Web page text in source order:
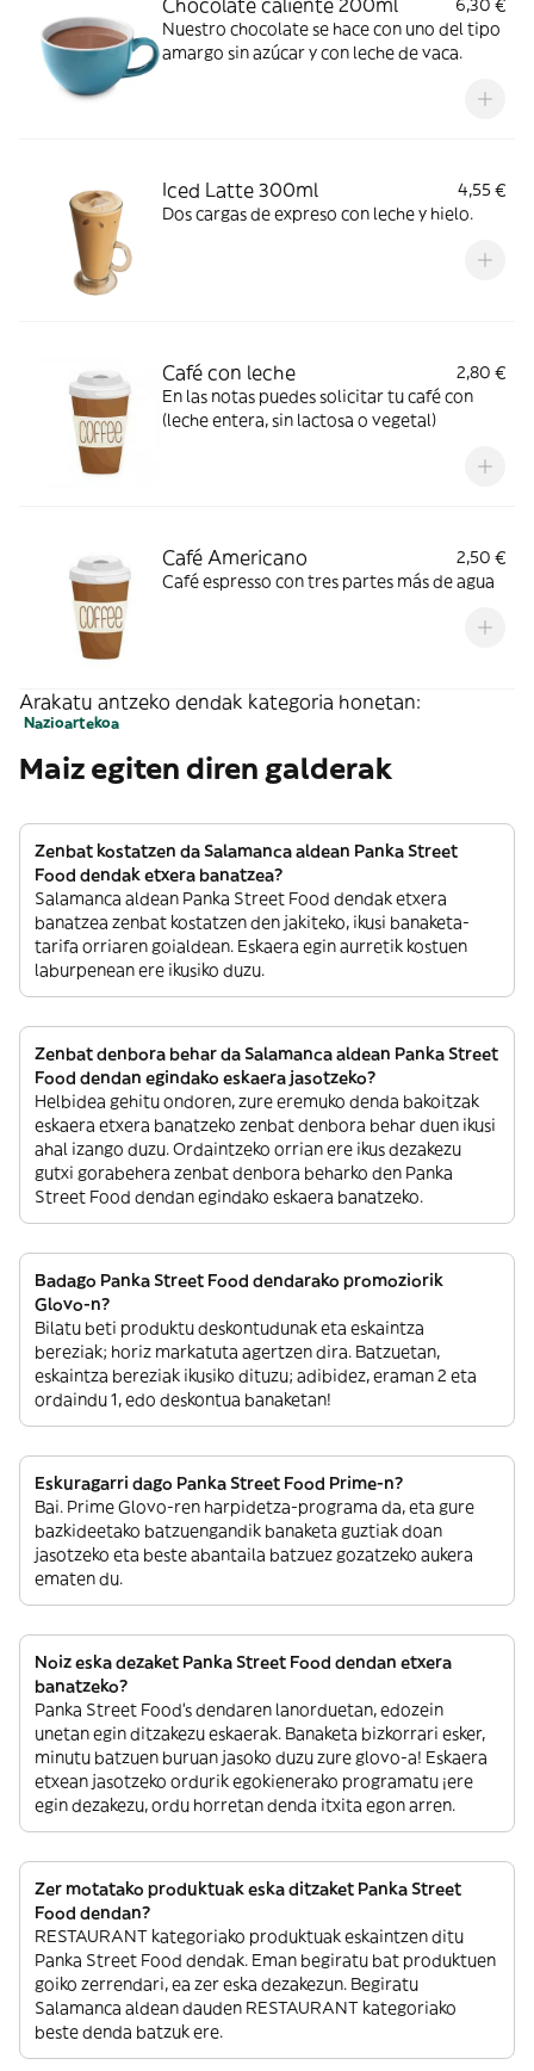
Chocolate caliente 200ml
6,30 €
Nuestro chocolate se hace con uno del tipo
amargo sin azúcar y con leche de vaca.
Iced Latte 300ml
4,55 €
Dos cargas de expreso con leche y hielo.
Café con leche
2,80 €
En las notas puedes solicitar tu café con
(leche entera, sin lactosa o vegetal)
Café Americano
2,50 €
Café espresso con tres partes más de agua
Arakatu antzeko dendak kategoria honetan:
Nazioartekoa
Maiz egiten diren galderak
Zenbat kostatzen da Salamanca aldean Panka Street
Food dendak etxera banatzea?
Salamanca aldean Panka Street Food dendak etxera
banatzea zenbat kostatzen den jakiteko, ikusi banaketa-
tarifa orriaren goialdean. Eskaera egin aurretik kostuen
laburpenean ere ikusiko duzu.
Zenbat denbora behar da Salamanca aldean Panka Street
Food dendan egindako eskaera jasotzeko?
Helbidea gehitu ondoren, zure eremuko denda bakoitzak
eskaera etxera banatzeko zenbat denbora behar duen ikusi
ahal izango duzu. Ordaintzeko orrian ere ikus dezakezu
gutxi gorabehera zenbat denbora beharko den Panka
Street Food dendan egindako eskaera banatzeko.
Badago Panka Street Food dendarako promoziorik
Glovo-n?
Bilatu beti produktu deskontudunak eta eskaintza
bereziak; horiz markatuta agertzen dira. Batzuetan,
eskaintza bereziak ikusiko dituzu; adibidez, eraman 2 eta
ordaindu 1, edo deskontua banaketan!
Eskuragarri dago Panka Street Food Prime-n?
Bai. Prime Glovo-ren harpidetza-programa da, eta gure
bazkideetako batzuengandik banaketa guztiak doan
jasotzeko eta beste abantaila batzuez gozatzeko aukera
ematen du.
Noiz eska dezaket Panka Street Food dendan etxera
banatzeko?
Panka Street Food’s dendaren lanorduetan, edozein
unetan egin ditzakezu eskaerak. Banaketa bizkorrari esker,
minutu batzuen buruan jasoko duzu zure glovo-a! Eskaera
etxean jasotzeko ordurik egokienerako programatu ¡ere
egin dezakezu, ordu horretan denda itxita egon arren.
Zer motatako produktuak eska ditzaket Panka Street
Food dendan?
RESTAURANT kategoriako produktuak eskaintzen ditu
Panka Street Food dendak. Eman begiratu bat produktuen
goiko zerrendari, ea zer eska dezakezun. Begiratu
Salamanca aldean dauden RESTAURANT kategoriako
beste denda batzuk ere.